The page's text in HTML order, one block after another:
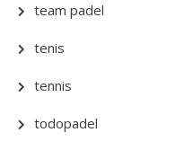
team padel
tenis
tennis
todopadel